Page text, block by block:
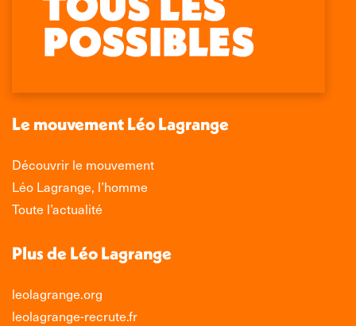
Facebook
s'ouvre
une
fenêtre
page
X
s'ouvre
une
fenêtre
page
LinkedIn
s'ouvre
une
fenêtre
page
Instagram
s'ouvre
une
nouvelle
fenêtre
Le mouvement Léo Lagrange
Découvrir le mouvement
Léo Lagrange, l’homme
Toute l’actualité
Plus de Léo Lagrange
leolagrange.org
leolagrange-recrute.fr